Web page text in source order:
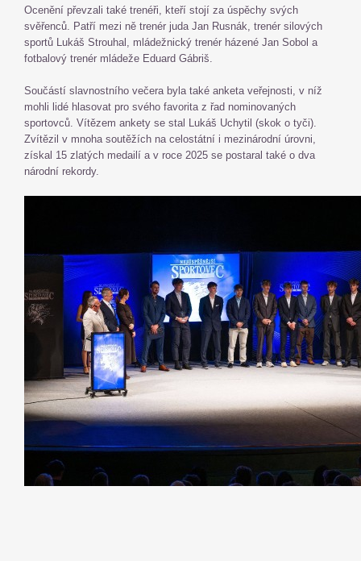
Ocenění převzali také trenéři, kteří stojí za úspěchy svých
svěřenců. Patří mezi ně trenér juda Jan Rusnák, trenér silových
sportů Lukáš Strouhal, mládežnický trenér házené Jan Sobol a
fotbalový trenér mládeže Eduard Gábriš.
Součástí slavnostního večera byla také anketa veřejnosti, v níž
mohli lidé hlasovat pro svého favorita z řad nominovaných
sportovců. Vítězem ankety se stal Lukáš Uchytil (skok o tyči).
Zvítězil v mnoha soutěžích na celostátní i mezinárodní úrovni,
získal 15 zlatých medailí a v roce 2025 se postaral také o dva
národní rekordy.